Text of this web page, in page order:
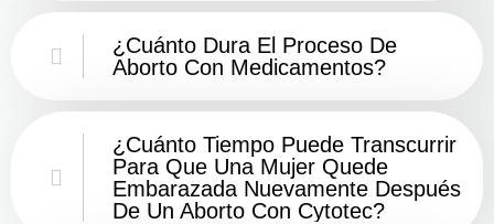
¿Cuánto Dura El Proceso De
Aborto Con Medicamentos?
¿Cuánto Tiempo Puede Transcurrir
Para Que Una Mujer Quede
Embarazada Nuevamente Después
De Un Aborto Con Cytotec?